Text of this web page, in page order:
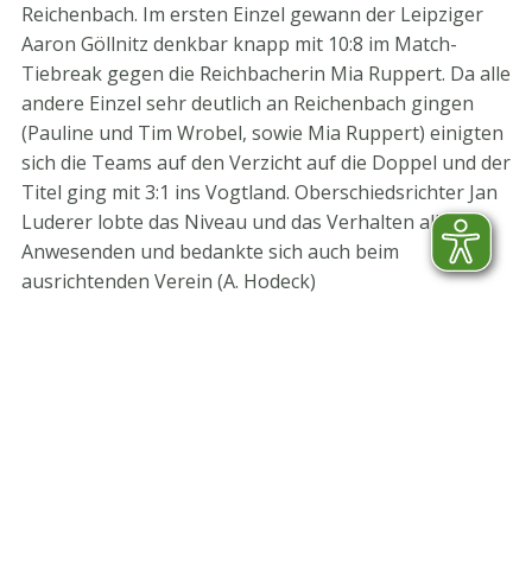
Reichenbach. Im ersten Einzel gewann der Leipziger
Aaron Göllnitz denkbar knapp mit 10:8 im Match-
Tiebreak gegen die Reichbacherin Mia Ruppert. Da alle
andere Einzel sehr deutlich an Reichenbach gingen
(Pauline und Tim Wrobel, sowie Mia Ruppert) einigten
sich die Teams auf den Verzicht auf die Doppel und der
Titel ging mit 3:1 ins Vogtland. Oberschiedsrichter Jan
Luderer lobte das Niveau und das Verhalten aller
Anwesenden und bedankte sich auch beim
ausrichtenden Verein (A. Hodeck)